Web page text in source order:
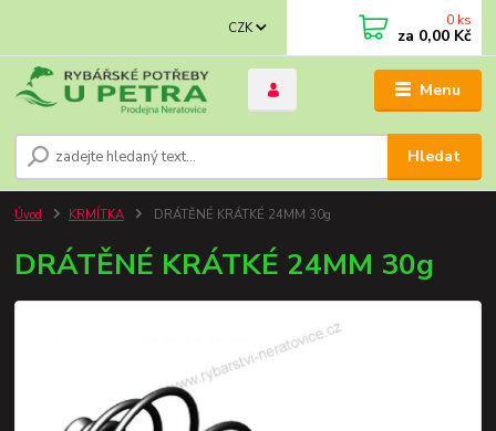
Menu
CZK
Hledat
0 ks
za 0,00 Kč
Úvod KRMÍTKA DRÁTĚNÉ KRÁTKÉ 24MM 30g
DRÁTĚNÉ KRÁTKÉ 24MM 30g